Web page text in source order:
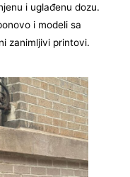
i uglađenu dozu.
i modeli sa
zanimljivi printovi.